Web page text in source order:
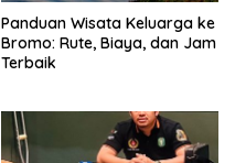
Panduan Wisata Keluarga ke
Bromo: Rute, Biaya, dan Jam
Terbaik